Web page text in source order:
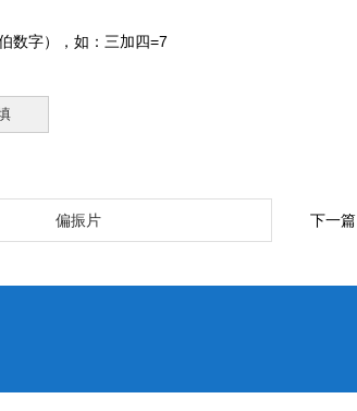
），如：三加四=7
偏振片 下一篇